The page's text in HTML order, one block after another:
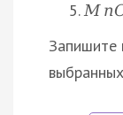
M n
Запишите